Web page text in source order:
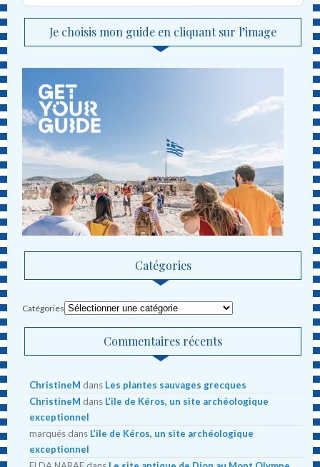
Je choisis mon guide en cliquant sur l’image
Catégories
Catégories
Commentaires récents
ChristineM dans Les plantes sauvages grecques
ChristineM dans L’ile de Kéros, un site archéologique
exceptionnel
marqués dans L’ile de Kéros, un site archéologique
exceptionnel